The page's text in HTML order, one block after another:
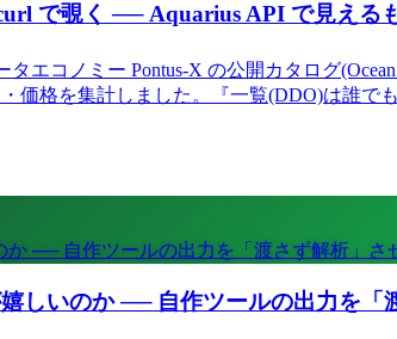
で覗く ── Aquarius API で見える
エコノミー Pontus-X の公開カタログ
価格を集計しました。『一覧(DDO)は誰
── 自作ツールの出力を「渡さず解析」さ
しいのか ── 自作ツールの出力を「